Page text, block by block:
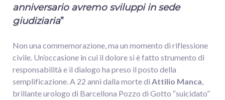
anniversario avremo sviluppi in sede
giudiziaria”
Non una commemorazione, ma un momento di riflessione
civile. Un’occasione in cui il dolore si è fatto strumento di
responsabilità e il dialogo ha preso il posto della
semplificazione. A 22 anni dalla morte di Attilio Manca,
brillante urologo di Barcellona Pozzo di Gotto “suicidato”